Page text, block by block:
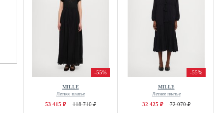
-55%
MILLE
Летнее платье
53 415 ₽ 118 710 ₽
-55%
MILLE
Летнее платье
32 425 ₽ 72 070 ₽